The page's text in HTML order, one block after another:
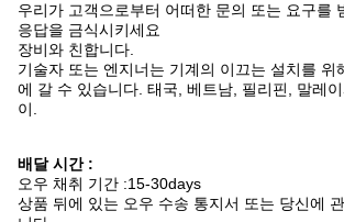
우리가 고객으로부터 어떠한 문의 또는 요구를
응답을 금식시키세요
장비와 친합니다.
기술자 또는 엔지너는 기계의 이끄는 설치를 위
에 갈 수 있습니다. 태국, 베트남, 필리핀, 말레
이.
배달 시간 :
오우 채취 기간 :15-30days
상품 뒤에 있는 오우 수송 통지서 또는 당신에